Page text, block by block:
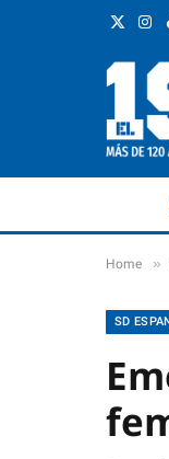
X
Home »
SD